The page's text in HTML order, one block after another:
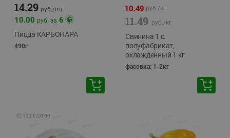
14.29 руб./шт
10.00 руб. за 6
Пицца КАРБОНАРА
490г
10.49 руб./кг
11.49 руб./кг
Свинина 1 с.
полуфабрикат,
охлажденный 1 кг
фасовка: 1-2кг
🕘 12:00-20:00